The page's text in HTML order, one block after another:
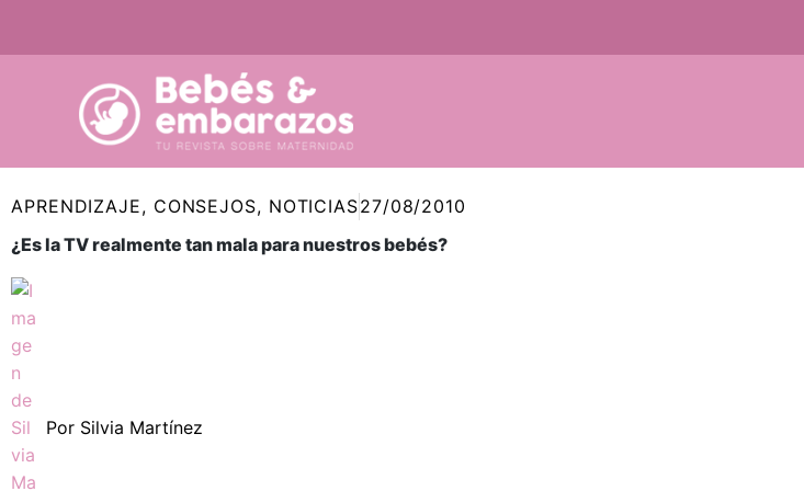
APRENDIZAJE, CONSEJOS, NOTICIAS27/08/2010
¿Es la TV realmente tan mala para nuestros bebés?
Por Silvia Martínez